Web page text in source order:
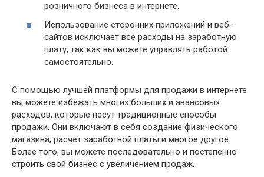
розничного бизнеса в интернете.
Использование сторонних приложений и веб-
сайтов исключает все расходы на заработную
плату, так как вы можете управлять работой
самостоятельно.
С помощью лучшей платформы для продажи в интернете
вы можете избежать многих больших и авансовых
расходов, которые несут традиционные способы
продажи. Они включают в себя создание физического
магазина, расчет заработной платы и многое другое.
Более того, вы можете последовательно и постепенно
строить свой бизнес с увеличением продаж.